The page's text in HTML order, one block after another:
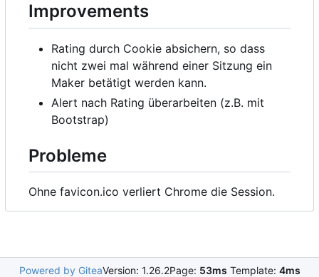
Improvements
Rating durch Cookie absichern, so dass
nicht zwei mal während einer Sitzung ein
Maker betätigt werden kann.
Alert nach Rating überarbeiten (z.B. mit
Bootstrap)
Probleme
Ohne favicon.ico verliert Chrome die Session.
Powered by GiteaVersion: 1.26.2Page: 53ms Template: 4ms